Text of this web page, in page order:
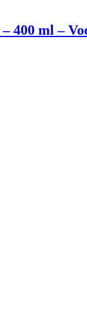
400 ml –